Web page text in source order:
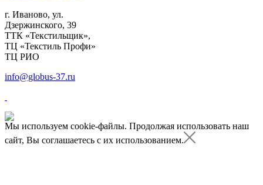
г. Иваново, ул.
Дзержинского, 39
ТТК «Текстильщик»,
ТЦ «Текстиль Профи»
ТЦ РИО
info@globus-37.ru
Мы используем cookie-файлы. Продолжая использовать наш
сайт, Вы соглашаетесь с их использованием.